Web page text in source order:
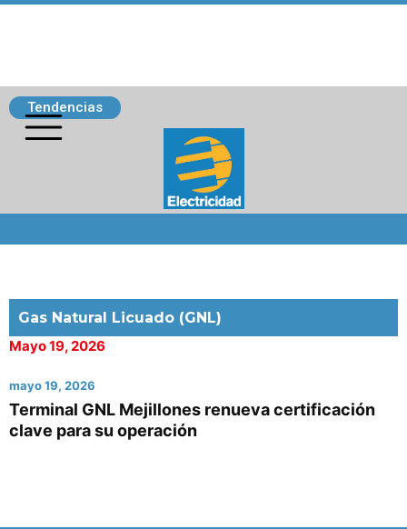
Tendencias
Gas Natural Licuado (GNL)
Mayo 19, 2026
mayo 19, 2026
Terminal GNL Mejillones renueva certificación
clave para su operación